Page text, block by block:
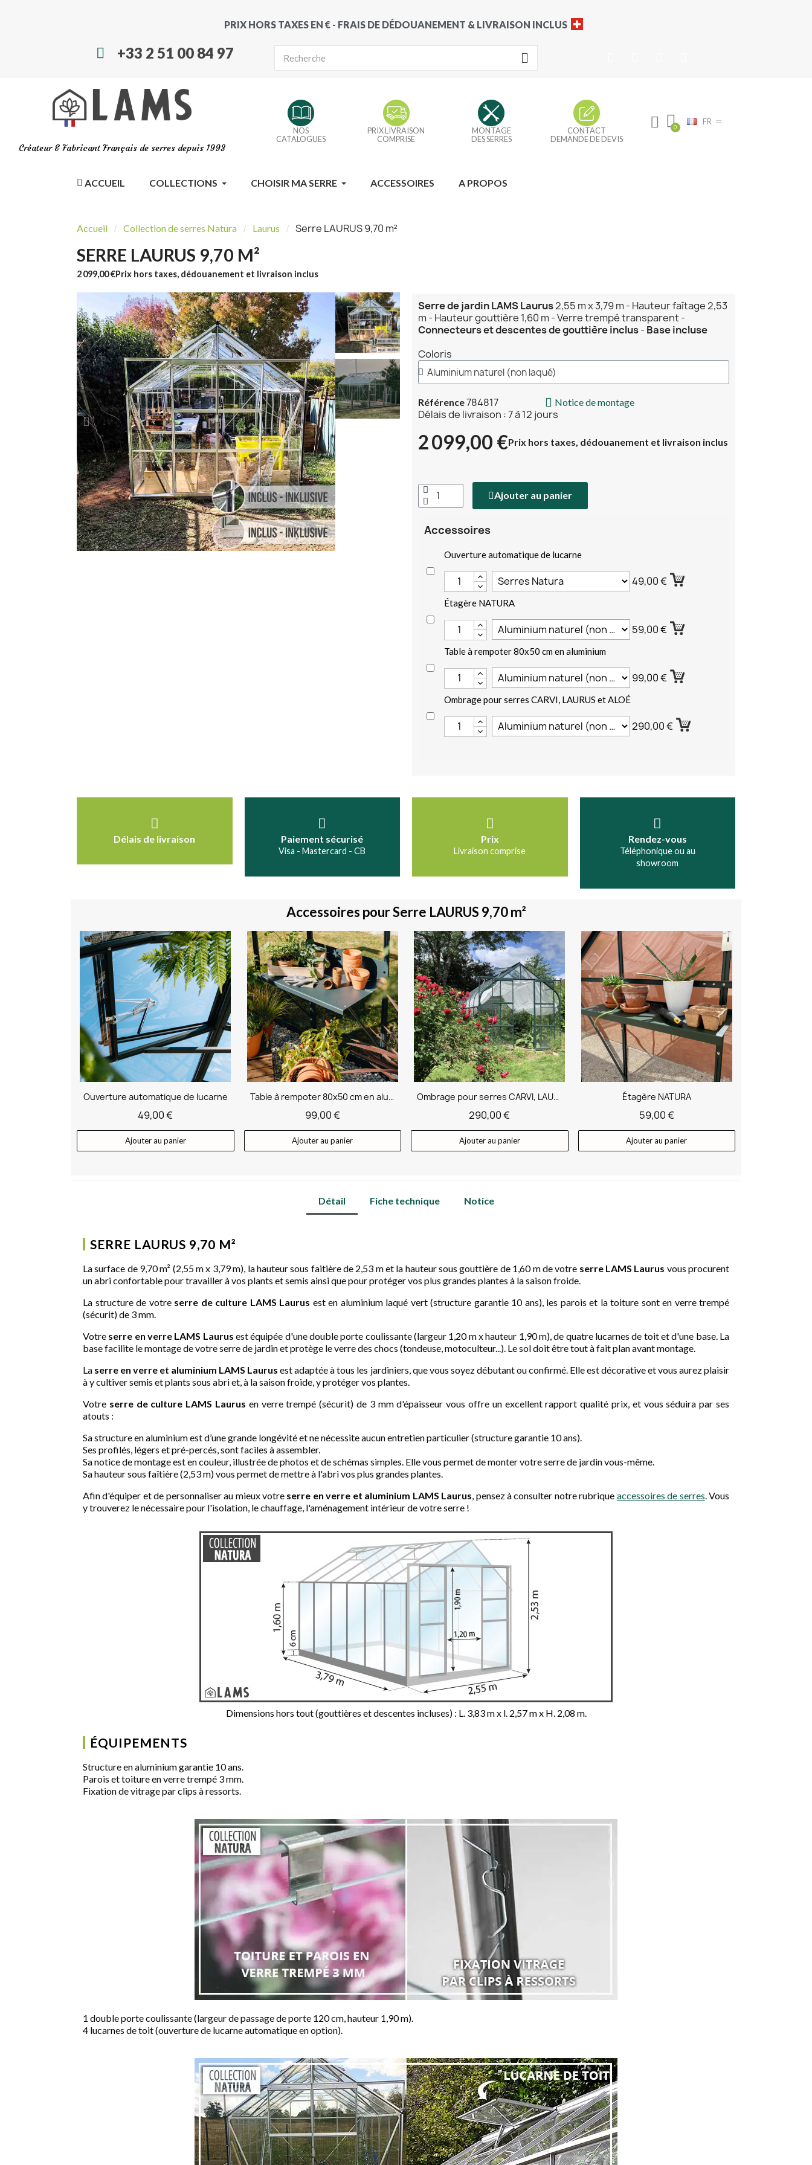
PRIX HORS TAXES EN € - FRAIS DE DÉDOUANEMENT & LIVRAISON INCLUS
+33 2 51 00 84 97
Créateur & Fabricant Français de serres depuis 1993
NOS
CATALOGUES
PRIX LIVRAISON
COMPRISE
MONTAGE
DES SERRES
CONTACT
DEMANDE DE DEVIS
FR
ACCUEIL COLLECTIONS CHOISIR MA SERRE ACCESSOIRES A PROPOS
Accueil Collection de serres Natura Laurus Serre LAURUS 9,70 m²
SERRE LAURUS 9,70 M²
2 099,00 €Prix hors taxes, dédouanement et livraison inclus
Serre de jardin LAMS Laurus2,55 m x 3,79 m - Hauteur faîtage 2,53
m - Hauteur gouttière 1,60 m - Verre trempé transparent -
Connecteurs et descentes de gouttière inclus- Base incluse
Coloris
Référence784817 Notice de montage
Délais de livraison : 7 à 12 jours
2 099,00 €Prix hors taxes, dédouanement et livraison inclus
Ajouter au panier
Accessoires
Ouverture automatique de lucarne
49,00 €
Étagère NATURA
59,00 €
Table à rempoter 80x50 cm en aluminium
99,00 €
Ombrage pour serres CARVI, LAURUS et ALOÉ
290,00 €
Délais de livraison Paiement sécurisé
Visa - Mastercard - CB
Prix
Livraison comprise
Rendez-vous
Téléphonique ou au
showroom
Accessoires pour Serre LAURUS 9,70 m²
Ouverture automatique de lucarne
49,00 €
Ajouter au panier
Table à rempoter 80x50 cm en aluminium
99,00 €
Ajouter au panier
Ombrage pour serres CARVI, LAURUS et ALOÉ
290,00 €
Ajouter au panier
Étagère NATURA
59,00 €
Ajouter au panier
Détail Fiche technique Notice
SERRE LAURUS 9,70 M²
La surface de 9,70 m² (2,55 m x 3,79 m), la hauteur sous faitière de 2,53 m et la hauteur sous gouttière de 1,60 m de votre serre LAMS Laurus vous procurent
un abri confortable pour travailler à vos plants et semis ainsi que pour protéger vos plus grandes plantes à la saison froide.
La structure de votre serre de culture LAMS Laurus est en aluminium laqué vert (structure garantie 10 ans), les parois et la toiture sont en verre trempé
(sécurit) de 3 mm.
Votre serre en verre LAMS Laurus est équipée d'une double porte coulissante (largeur 1,20 m x hauteur 1,90 m), de quatre lucarnes de toit et d'une base. La
base facilite le montage de votre serre de jardin et protège le verre des chocs (tondeuse, motoculteur...). Le sol doit être tout à fait plan avant montage.
La serre en verre et aluminium LAMS Laurus est adaptée à tous les jardiniers, que vous soyez débutant ou confirmé. Elle est décorative et vous aurez plaisir
à y cultiver semis et plants sous abri et, à la saison froide, y protéger vos plantes.
Votre serre de culture LAMS Laurus en verre trempé (sécurit) de 3 mm d'épaisseur vous offre un excellent rapport qualité prix, et vous séduira par ses
atouts :
Sa structure en aluminium est d’une grande longévité et ne nécessite aucun entretien particulier (structure garantie 10 ans).
Ses profilés, légers et pré-percés, sont faciles à assembler.
Sa notice de montage est en couleur, illustrée de photos et de schémas simples. Elle vous permet de monter votre serre de jardin vous-même.
Sa hauteur sous faîtière (2,53 m) vous permet de mettre à l'abri vos plus grandes plantes.
Afin d'équiper et de personnaliser au mieux votre serre en verre et aluminium LAMS Laurus, pensez à consulter notre rubrique accessoires de serres. Vous
y trouverez le nécessaire pour l'isolation, le chauffage, l'aménagement intérieur de votre serre !
Dimensions hors tout (gouttières et descentes incluses) : L. 3,83 m x l. 2,57 m x H. 2,08 m.
ÉQUIPEMENTS
Structure en aluminium garantie 10 ans.
Parois et toiture en verre trempé 3 mm.
Fixation de vitrage par clips à ressorts.
1 double porte coulissante (largeur de passage de porte 120 cm, hauteur 1,90 m).
4 lucarnes de toit (ouverture de lucarne automatique en option).